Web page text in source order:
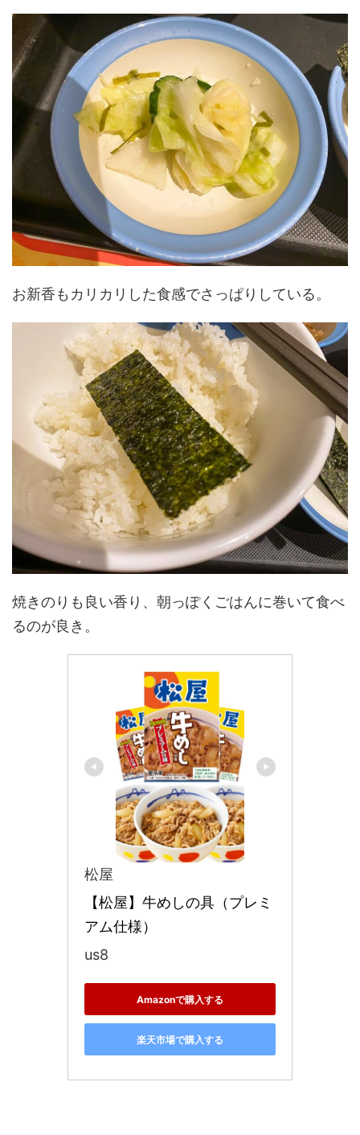
お新香もカリカリした食感でさっぱりしている。
焼きのりも良い香り、朝っぽくごはんに巻いて食べ
るのが良き。
松屋
【松屋】牛めしの具（プレミ
アム仕様）
us8
Amazonで購入する
楽天市場で購入する